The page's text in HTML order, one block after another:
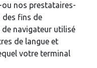
nos prestataires-
des fins de
navigateur utilisé
de langue et
votre terminal